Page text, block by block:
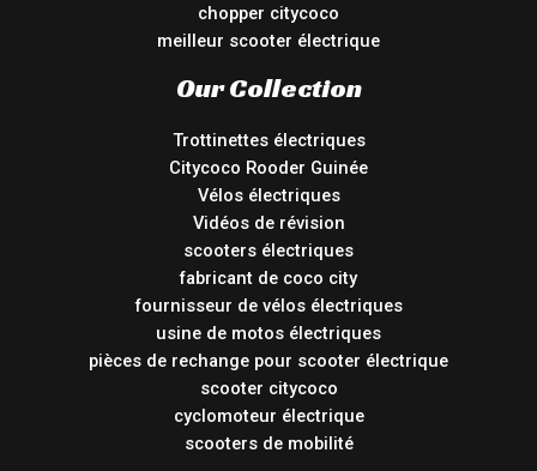
chopper citycoco
meilleur scooter électrique
Our Collection
Trottinettes électriques
Citycoco Rooder Guinée
Vélos électriques
Vidéos de révision
scooters électriques
fabricant de coco city
fournisseur de vélos électriques
usine de motos électriques
pièces de rechange pour scooter électrique
scooter citycoco
cyclomoteur électrique
scooters de mobilité